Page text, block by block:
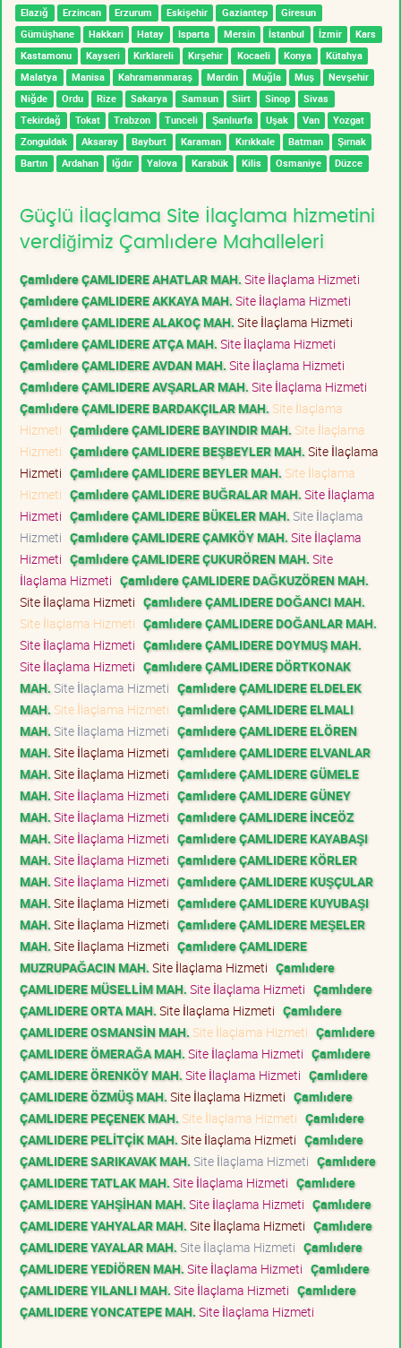
Elazığ Erzincan Erzurum Eskişehir Gaziantep
Giresun
Gümüşhane
Hakkari Hatay Isparta Mersin İstanbul İzmir
Kars
Kastamonu
Kayseri Kırklareli Kırşehir Kocaeli Konya
Kütahya
Malatya
Manisa Kahramanmaraş Mardin Muğla Muş
Nevşehir
Niğde
Ordu Rize Sakarya Samsun Siirt Sinop
Sivas
Tekirdağ
Tokat Trabzon Tunceli Şanlıurfa Uşak Van
Yozgat
Zonguldak
Aksaray Bayburt Karaman Kırıkkale Batman
Şırnak
Bartın
Ardahan Iğdır Yalova Karabük Kilis Osmaniye Düzce
Güçlü İlaçlama Site İlaçlama hizmetini
verdiğimiz Çamlıdere Mahalleleri
Çamlıdere ÇAMLIDERE AHATLAR MAH. Site İlaçlama Hizmeti
Çamlıdere ÇAMLIDERE AKKAYA MAH. Site İlaçlama Hizmeti
Çamlıdere ÇAMLIDERE ALAKOÇ MAH. Site İlaçlama Hizmeti
Çamlıdere ÇAMLIDERE ATÇA MAH. Site İlaçlama Hizmeti
Çamlıdere ÇAMLIDERE AVDAN MAH. Site İlaçlama Hizmeti
Çamlıdere ÇAMLIDERE AVŞARLAR MAH. Site İlaçlama Hizmeti
Çamlıdere ÇAMLIDERE BARDAKÇILAR MAH. Site İlaçlama
Hizmeti Çamlıdere ÇAMLIDERE BAYINDIR MAH. Site İlaçlama
Hizmeti Çamlıdere ÇAMLIDERE BEŞBEYLER MAH. Site İlaçlama
Hizmeti Çamlıdere ÇAMLIDERE BEYLER MAH. Site İlaçlama
Hizmeti Çamlıdere ÇAMLIDERE BUĞRALAR MAH. Site İlaçlama
Hizmeti Çamlıdere ÇAMLIDERE BÜKELER MAH. Site İlaçlama
Hizmeti Çamlıdere ÇAMLIDERE ÇAMKÖY MAH. Site İlaçlama
Hizmeti Çamlıdere ÇAMLIDERE ÇUKURÖREN MAH. Site
İlaçlama Hizmeti Çamlıdere ÇAMLIDERE DAĞKUZÖREN MAH.
Site İlaçlama Hizmeti Çamlıdere ÇAMLIDERE DOĞANCI MAH.
Site İlaçlama Hizmeti Çamlıdere ÇAMLIDERE DOĞANLAR MAH.
Site İlaçlama Hizmeti Çamlıdere ÇAMLIDERE DOYMUŞ MAH.
Site İlaçlama Hizmeti Çamlıdere ÇAMLIDERE DÖRTKONAK
MAH. Site İlaçlama Hizmeti Çamlıdere ÇAMLIDERE ELDELEK
MAH. Site İlaçlama Hizmeti Çamlıdere ÇAMLIDERE ELMALI
MAH. Site İlaçlama Hizmeti Çamlıdere ÇAMLIDERE ELÖREN
MAH. Site İlaçlama Hizmeti Çamlıdere ÇAMLIDERE ELVANLAR
MAH. Site İlaçlama Hizmeti Çamlıdere ÇAMLIDERE GÜMELE
MAH. Site İlaçlama Hizmeti Çamlıdere ÇAMLIDERE GÜNEY
MAH. Site İlaçlama Hizmeti Çamlıdere ÇAMLIDERE İNCEÖZ
MAH. Site İlaçlama Hizmeti Çamlıdere ÇAMLIDERE KAYABAŞI
MAH. Site İlaçlama Hizmeti Çamlıdere ÇAMLIDERE KÖRLER
MAH. Site İlaçlama Hizmeti Çamlıdere ÇAMLIDERE KUŞÇULAR
MAH. Site İlaçlama Hizmeti Çamlıdere ÇAMLIDERE KUYUBAŞI
MAH. Site İlaçlama Hizmeti Çamlıdere ÇAMLIDERE MEŞELER
MAH. Site İlaçlama Hizmeti Çamlıdere ÇAMLIDERE
MUZRUPAĞACIN MAH. Site İlaçlama Hizmeti Çamlıdere
ÇAMLIDERE MÜSELLİM MAH. Site İlaçlama Hizmeti Çamlıdere
ÇAMLIDERE ORTA MAH. Site İlaçlama Hizmeti Çamlıdere
ÇAMLIDERE OSMANSİN MAH. Site İlaçlama Hizmeti Çamlıdere
ÇAMLIDERE ÖMERAĞA MAH. Site İlaçlama Hizmeti Çamlıdere
ÇAMLIDERE ÖRENKÖY MAH. Site İlaçlama Hizmeti Çamlıdere
ÇAMLIDERE ÖZMÜŞ MAH. Site İlaçlama Hizmeti Çamlıdere
ÇAMLIDERE PEÇENEK MAH. Site İlaçlama Hizmeti Çamlıdere
ÇAMLIDERE PELİTÇİK MAH. Site İlaçlama Hizmeti Çamlıdere
ÇAMLIDERE SARIKAVAK MAH. Site İlaçlama Hizmeti Çamlıdere
ÇAMLIDERE TATLAK MAH. Site İlaçlama Hizmeti Çamlıdere
ÇAMLIDERE YAHŞİHAN MAH. Site İlaçlama Hizmeti Çamlıdere
ÇAMLIDERE YAHYALAR MAH. Site İlaçlama Hizmeti Çamlıdere
ÇAMLIDERE YAYALAR MAH. Site İlaçlama Hizmeti Çamlıdere
ÇAMLIDERE YEDİÖREN MAH. Site İlaçlama Hizmeti Çamlıdere
ÇAMLIDERE YILANLI MAH. Site İlaçlama Hizmeti Çamlıdere
ÇAMLIDERE YONCATEPE MAH. Site İlaçlama Hizmeti